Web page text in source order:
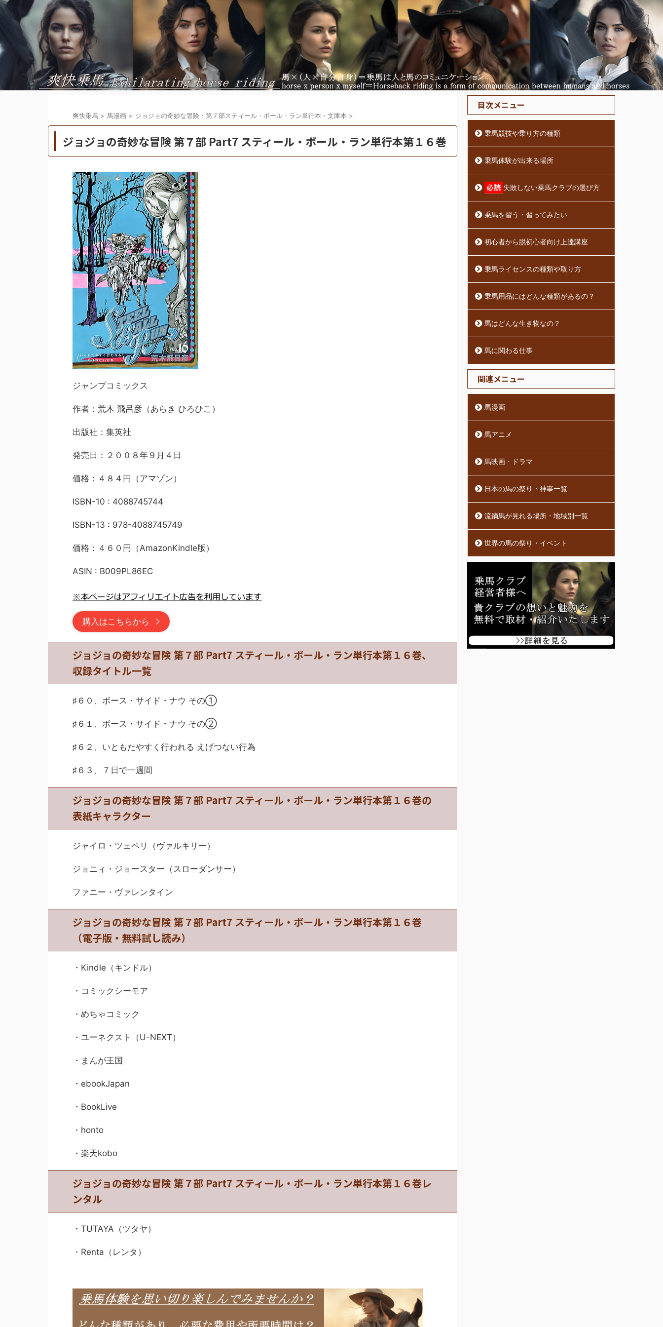
爽快乗馬 > 馬漫画 > ジョジョの奇妙な冒険・第７部スティール・ボール・ラン単行本・文庫本 >
ジョジョの奇妙な冒険 第７部 Part7 スティール・ボール・ラン単行本第１６巻
ジャンプコミックス
作者：荒木 飛呂彦（あらき ひろひこ）
出版社：集英社
発売日：２００８年９月４日
価格：４８４円（アマゾン）
ISBN-10 : 4088745744
ISBN-13 : 978-4088745749
価格：４６０円（AmazonKindle版）
ASIN : B009PL86EC
購入はこちらから
ジョジョの奇妙な冒険 第７部 Part7 スティール・ボール・ラン単行本第１６巻、
収録タイトル一覧
♯６０、ボース・サイド・ナウ その①
♯６１、ボース・サイド・ナウ その②
♯６２、いともたやすく行われる えげつない行為
♯６３、７日で一週間
ジョジョの奇妙な冒険 第７部 Part7 スティール・ボール・ラン単行本第１６巻の
表紙キャラクター
ジャイロ・ツェペリ（ヴァルキリー）
ジョニィ・ジョースター（スローダンサー）
ファニー・ヴァレンタイン
ジョジョの奇妙な冒険 第７部 Part7 スティール・ボール・ラン単行本第１６巻
（電子版・無料試し読み）
・Kindle（キンドル）
・コミックシーモア
・めちゃコミック
・ユーネクスト（U-NEXT）
・まんが王国
・ebookJapan
・BookLive
・honto
・楽天kobo
ジョジョの奇妙な冒険 第７部 Part7 スティール・ボール・ラン単行本第１６巻レ
ンタル
・TUTAYA（ツタヤ）
・Renta（レンタ）
目次メニュー
乗馬競技や乗り方の種類
乗馬体験が出来る場所
失敗しない乗馬クラブの選び方
乗馬を習う・習ってみたい
初心者から脱初心者向け上達講座
乗馬ライセンスの種類や取り方
乗馬用品にはどんな種類があるの？
馬はどんな生き物なの？
馬に関わる仕事
関連メニュー
馬漫画
馬アニメ
馬映画・ドラマ
日本の馬の祭り・神事一覧
流鏑馬が見れる場所・地域別一覧
世界の馬の祭り・イベント